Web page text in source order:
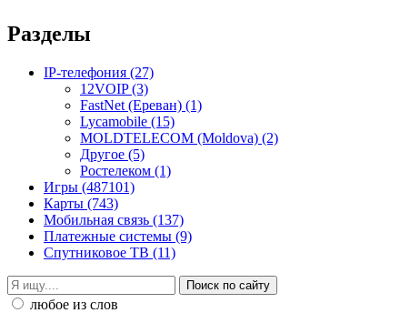
Разделы
IP-телефония (27)
12VOIP(3)
FastNet (Ереван) (1)
Lycamobile (15)
MOLDTELECOM (Moldova) (2)
Другое (5)
Ростелеком (1)
Игры (487101)
Карты (743)
Мобильная связь (137)
Платежные системы (9)
Спутниковое ТВ (11)
любое из слов